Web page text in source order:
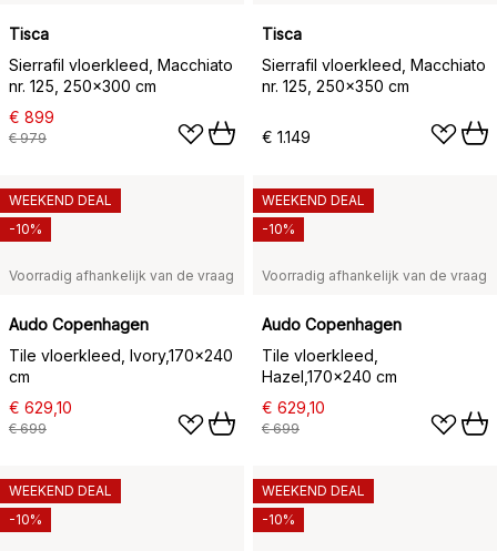
Tisca
Sierrafil vloerkleed, Macchiato
nr. 125, 250x300 cm
€ 899
€ 979
Tisca
Sierrafil vloerkleed, Macchiato
nr. 125, 250x350 cm
€ 1.149
Voorradig afhankelijk van de vraag
Audo Copenhagen
Tile vloerkleed, Ivory,170×240
cm
€ 629,10
€ 699
WEEKEND DEAL
-10%
Voorradig afhankelijk van de vraag
Audo Copenhagen
Tile vloerkleed,
Hazel,170×240 cm
€ 629,10
€ 699
WEEKEND DEAL
-10%
WEEKEND DEAL
-10%
WEEKEND DEAL
-10%